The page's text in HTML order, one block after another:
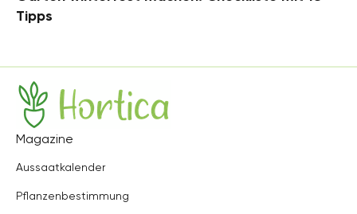
Tipps
Hortica
Magazine
Aussaatkalender
Pflanzenbestimmung